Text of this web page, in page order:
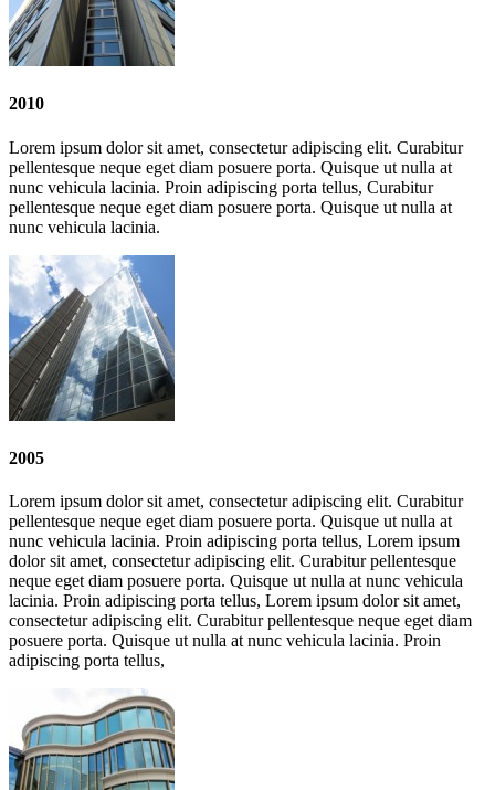
2010
Lorem ipsum dolor sit amet, consectetur adipiscing elit. Curabitur
pellentesque neque eget diam posuere porta. Quisque ut nulla at
nunc vehicula lacinia. Proin adipiscing porta tellus, Curabitur
pellentesque neque eget diam posuere porta. Quisque ut nulla at
nunc vehicula lacinia.
2005
Lorem ipsum dolor sit amet, consectetur adipiscing elit. Curabitur
pellentesque neque eget diam posuere porta. Quisque ut nulla at
nunc vehicula lacinia. Proin adipiscing porta tellus, Lorem ipsum
dolor sit amet, consectetur adipiscing elit. Curabitur pellentesque
neque eget diam posuere porta. Quisque ut nulla at nunc vehicula
lacinia. Proin adipiscing porta tellus, Lorem ipsum dolor sit amet,
consectetur adipiscing elit. Curabitur pellentesque neque eget diam
posuere porta. Quisque ut nulla at nunc vehicula lacinia. Proin
adipiscing porta tellus,